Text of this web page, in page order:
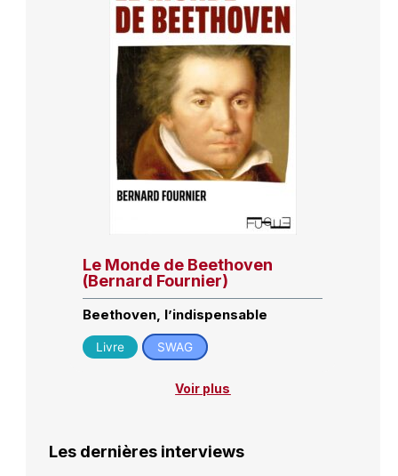
Le Monde de Beethoven
(Bernard Fournier)
Beethoven, l’indispensable
Livre SWAG
Voir plus
Les dernières interviews